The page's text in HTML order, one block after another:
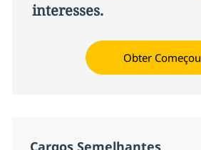
interesses.
Obter Começou